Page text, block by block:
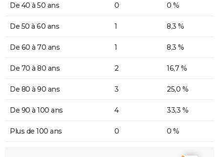
De 40 à 50 ans 0 0 %
De 50 à 60 ans 1 8,3 %
De 60 à 70 ans 1 8,3 %
De 70 à 80 ans 2 16,7 %
De 80 à 90 ans 3 25,0 %
De 90 à 100 ans 4 33,3 %
Plus de 100 ans 0 0 %